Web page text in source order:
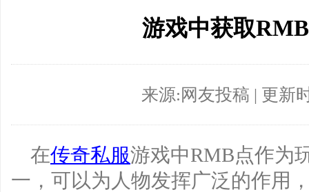
游戏中获取
来源:网友投稿 | 更新
在传奇私服游戏中RMB点作为
一，可以为人物发挥广泛的作用